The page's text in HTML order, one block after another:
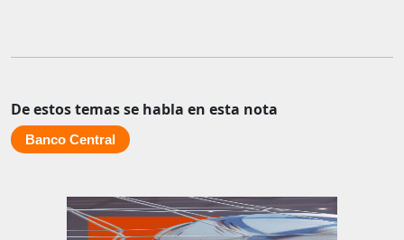
De estos temas se habla en esta nota
Banco Central